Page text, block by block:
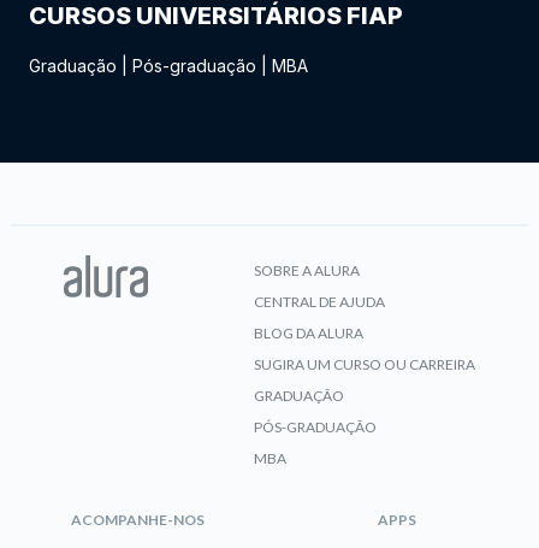
CURSOS UNIVERSITÁRIOS FIAP
Graduação Pós-graduação MBA
SOBRE A ALURA
CENTRAL DE AJUDA
BLOG DA ALURA
SUGIRA UM CURSO OU CARREIRA
GRADUAÇÃO
PÓS-GRADUAÇÃO
MBA
ACOMPANHE-NOS APPS